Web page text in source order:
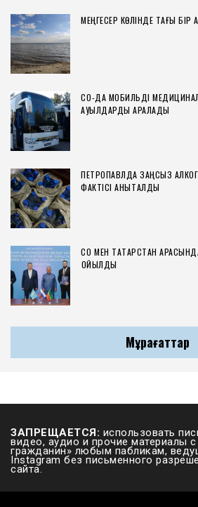
МЕҢГЕСЕР КӨЛІНДЕ ТАҒЫ
СҚО-ДА МОБИЛЬДІ
АУЫЛДАРДЫ АРАЛАДЫ
ПЕТРОПАВЛДА ЗАҢСЫЗ
ФАКТІСІ АНЫҚТАЛДЫ
СҚО МЕН ТАТАРСТАН
ҚОЙЫЛДЫ
Мұрағаттар
ЗАПРЕЩАЕТСЯ: использовать
видео, аудио и прочие материалы с
гражданин» любым пабликам,
Instagram без письменного
сайта.